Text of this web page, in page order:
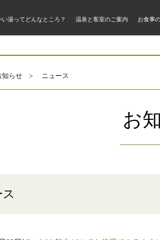
い湯ってどんなところ？ 温泉と客室のご案内 お食事
知らせ > ニュース
お